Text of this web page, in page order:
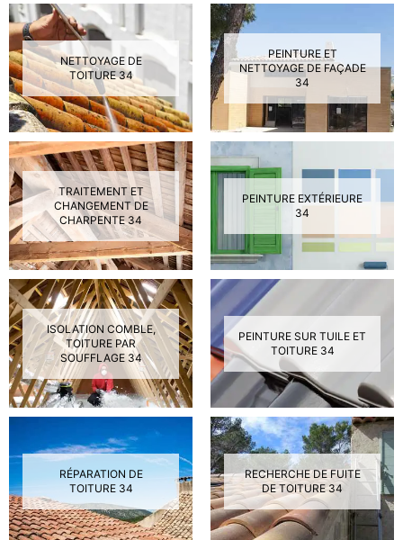
NETTOYAGE DE
TOITURE 34
PEINTURE ET
NETTOYAGE DE FAÇADE
34
TRAITEMENT ET
CHANGEMENT DE
CHARPENTE 34
PEINTURE EXTÉRIEURE
34
ISOLATION COMBLE,
TOITURE PAR
SOUFFLAGE 34
PEINTURE SUR TUILE ET
TOITURE 34
RÉPARATION DE
TOITURE 34
RECHERCHE DE FUITE
DE TOITURE 34